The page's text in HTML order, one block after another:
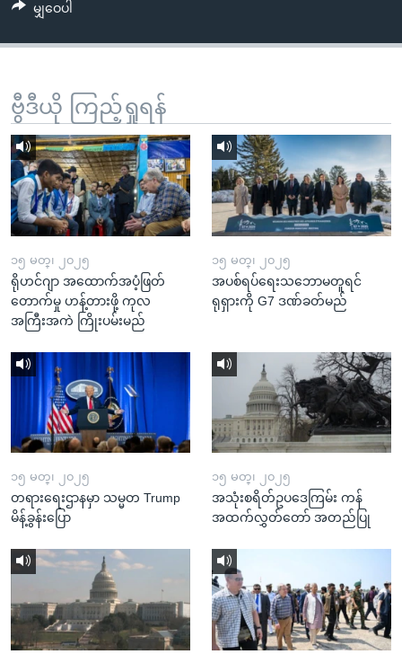
နေရာ မျှဝေပါ
ဗွီဒီယို ကြည့်ရှုရန်
၁၅ မတ္၊ ၂၀၂၅
ရိုဟင်ဂျာ အထောက်အပံ့ဖြတ်
တောက်မှု ဟန့်တားဖို့ ကုလ
အကြီးအကဲ ကြိုးပမ်းမည်
၁၅ မတ္၊ ၂၀၂၅
အပစ်ရပ်ရေးသဘောမတူရင်
ရုရှားကို G7 ဒဏ်ခတ်မည်
၁၅ မတ္၊ ၂၀၂၅
တရားရေးဌာနမှာ သမ္မတ Trump
မိန့်ခွန်းပြော
၁၅ မတ္၊ ၂၀၂၅
အသုံးစရိတ်ဥပဒေကြမ်း ကန်
အထက်လွှတ်တော် အတည်ပြု